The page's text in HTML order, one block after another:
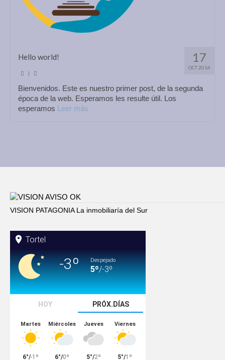
17
OCT 2016
Hello world!
|
Bienvenidos. Este es nuestro primer post, de la segunda
época de la web. Esperamos les resulte útil. Los
esperamos Leer más
VISION PATAGONIA La inmobiliaría del Sur